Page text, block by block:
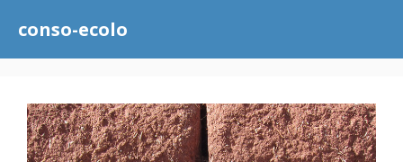
contenu
conso-ecolo